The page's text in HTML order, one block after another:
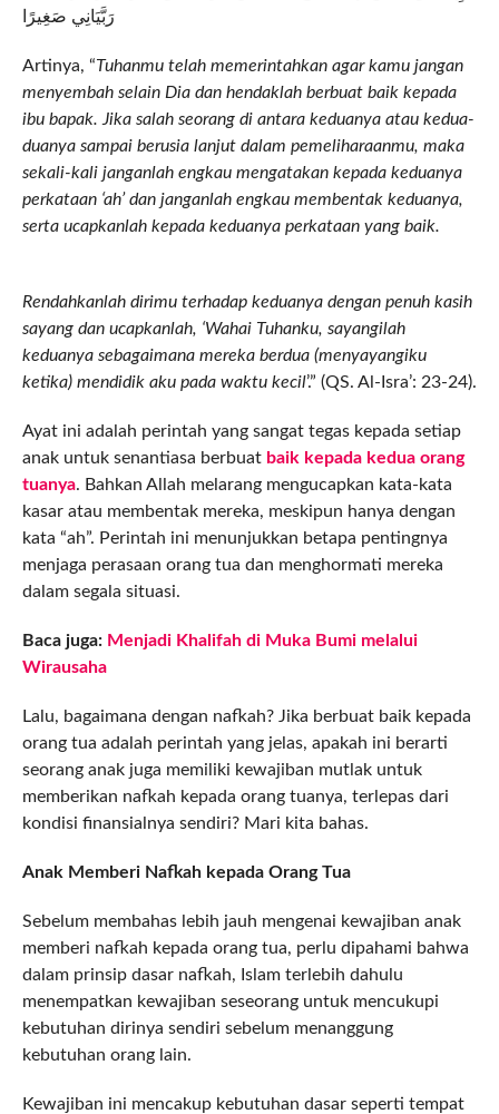
رَبَّيَانِي صَغِيرًا
Artinya, “Tuhanmu telah memerintahkan agar kamu jangan
menyembah selain Dia dan hendaklah berbuat baik kepada
ibu bapak. Jika salah seorang di antara keduanya atau kedua-
duanya sampai berusia lanjut dalam pemeliharaanmu, maka
sekali-kali janganlah engkau mengatakan kepada keduanya
perkataan ‘ah’ dan janganlah engkau membentak keduanya,
serta ucapkanlah kepada keduanya perkataan yang baik.
Rendahkanlah dirimu terhadap keduanya dengan penuh kasih
sayang dan ucapkanlah, ‘Wahai Tuhanku, sayangilah
keduanya sebagaimana mereka berdua (menyayangiku
ketika) mendidik aku pada waktu kecil’.” (QS. Al-Isra’: 23-24).
Ayat ini adalah perintah yang sangat tegas kepada setiap
anak untuk senantiasa berbuat baik kepada kedua orang
tuanya. Bahkan Allah melarang mengucapkan kata-kata
kasar atau membentak mereka, meskipun hanya dengan
kata “ah”. Perintah ini menunjukkan betapa pentingnya
menjaga perasaan orang tua dan menghormati mereka
dalam segala situasi.
Baca juga: Menjadi Khalifah di Muka Bumi melalui
Wirausaha
Lalu, bagaimana dengan nafkah? Jika berbuat baik kepada
orang tua adalah perintah yang jelas, apakah ini berarti
seorang anak juga memiliki kewajiban mutlak untuk
memberikan nafkah kepada orang tuanya, terlepas dari
kondisi finansialnya sendiri? Mari kita bahas.
Anak Memberi Nafkah kepada Orang Tua
Sebelum membahas lebih jauh mengenai kewajiban anak
memberi nafkah kepada orang tua, perlu dipahami bahwa
dalam prinsip dasar nafkah, Islam terlebih dahulu
menempatkan kewajiban seseorang untuk mencukupi
kebutuhan dirinya sendiri sebelum menanggung
kebutuhan orang lain.
Kewajiban ini mencakup kebutuhan dasar seperti tempat